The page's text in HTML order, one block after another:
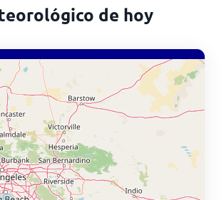
de hoy